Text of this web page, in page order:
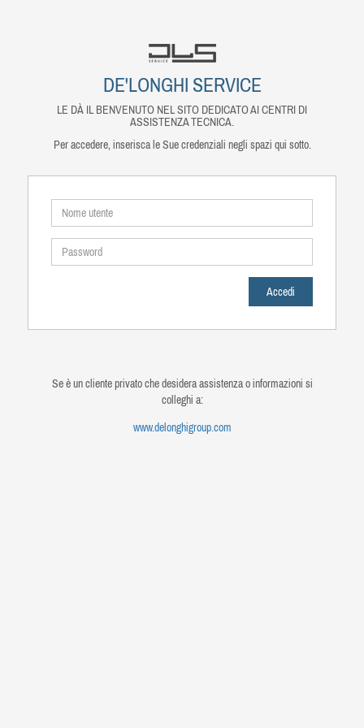
DE'LONGHI SERVICE
LE DÀ IL BENVENUTO NEL SITO DEDICATO AI CENTRI DI
ASSISTENZA TECNICA.
Per accedere, inserisca le Sue credenziali negli spazi qui sotto.
Se è un cliente privato che desidera assistenza o informazioni si
colleghi a:
www.delonghigroup.com